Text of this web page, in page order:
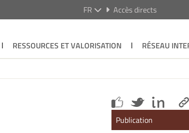
FR Accès directs
RESSOURCES ET VALORISATION RÉSEAU
Publication